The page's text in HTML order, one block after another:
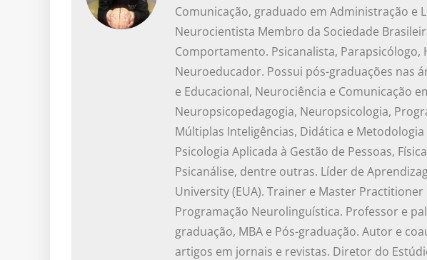
Comunicação, graduado em Administração e
Neurocientista Membro da Sociedade
Comportamento. Psicanalista, Parapsicólogo,
Neuroeducador. Possui pós-graduações nas
e Educacional, Neurociência e Comunicação
Neuropsicopedagogia, Neuropsicologia,
Múltiplas Inteligências, Didática e
Psicologia Aplicada à Gestão de Pessoas,
Psicanálise, dentre outras. Líder de
University (EUA). Trainer e Master
Programação Neurolinguística. Professor e
graduação, MBA e Pós-graduação. Autor e
artigos em jornais e revistas. Diretor do